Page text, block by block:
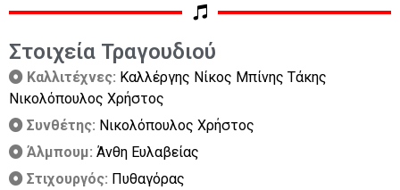
Στοιχεία Τραγουδιού
Καλλιτέχνες: Καλλέργης Νίκος Μπίνης Τάκης
Νικολόπουλος Χρήστος
Συνθέτης: Νικολόπουλος Χρήστος
Άλμπουμ: Άνθη Ευλαβείας
Στιχουργός: Πυθαγόρας